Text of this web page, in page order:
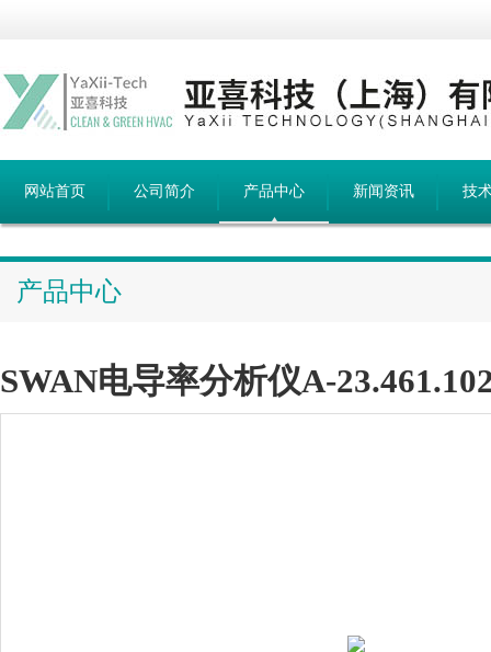
网站首页 公司简介 产品中心 新闻资讯 技
产品中心
SWAN电导率分析仪A-